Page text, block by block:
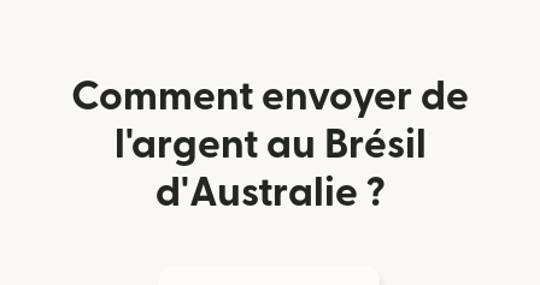
Comment envoyer de
l'argent au Brésil
d'Australie ?